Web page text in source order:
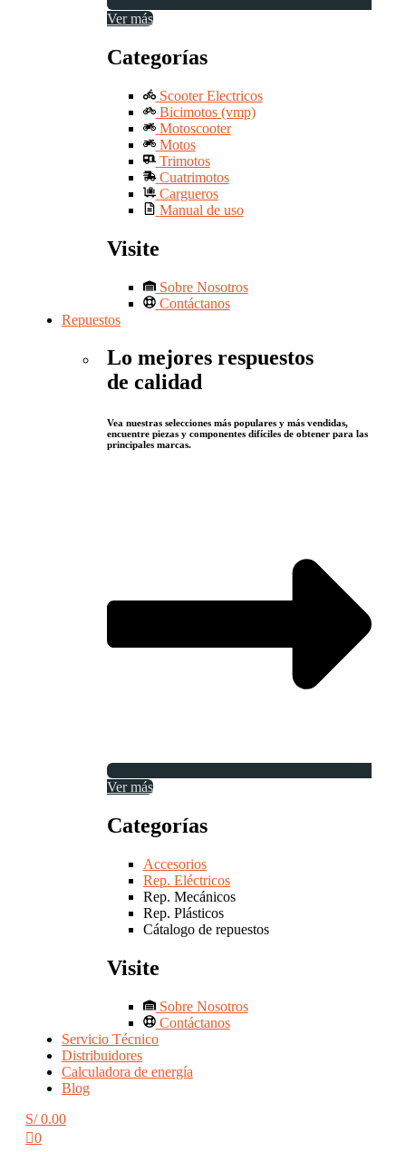
Ver más
Categorías
Scooter Electricos
Bicimotos (vmp)
Motoscooter
Motos
Trimotos
Cuatrimotos
Cargueros
Manual de uso
Visite
Sobre Nosotros
Contáctanos
Repuestos
Lo mejores respuestos
de calidad
Vea nuestras selecciones más populares y más vendidas,
encuentre piezas y componentes difíciles de obtener para las
principales marcas.
Ver más
Categorías
Accesorios
Rep. Eléctricos
Rep. Mecánicos
Rep. Plásticos
Cátalogo de repuestos
Visite
Sobre Nosotros
Contáctanos
Servicio Técnico
Distribuidores
Calculadora de energía
Blog
S/0.00
0